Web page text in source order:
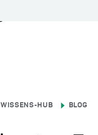
WISSENS-HUB BLOG